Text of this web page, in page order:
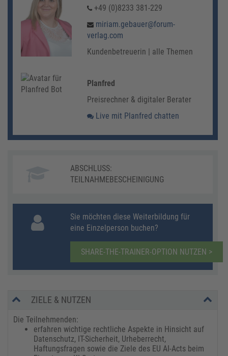
+49 (0)8233 381-229
miriam.gebauer@forum-
verlag.com
Kundenbetreuerin | alle Themen
Planfred
Preisrechner & digitaler Berater
Live mit Planfred chatten
ABSCHLUSS:
TEILNAHMEBESCHEINIGUNG
Sie möchten diese Weiterbildung für
eine Einzelperson buchen?
SHARE-THE-TRAINER-OPTION NUTZEN >
ZIELE & NUTZEN
Die Teilnehmenden:
erfahren wichtige rechtliche Aspekte in Hinsicht auf
Datenschutz, IT-Sicherheit, Urheberrecht,
Haftungsfragen sowie die Ziele des EU AI-Acts beim